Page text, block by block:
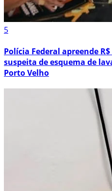
5
Polícia Federal apreende
suspeita de esquema de
Porto Velho